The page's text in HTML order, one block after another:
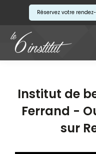
Réservez votre
Institut de
Ferrand -
sur